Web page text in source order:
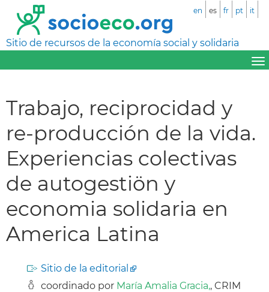
Sitio de recursos de la economía social y solidaria
en es fr pt it
Trabajo, reciprocidad y
re-producción de la vida.
Experiencias colectivas
de autogestiön y
economia solidaria en
America Latina
Sitio de la editorial
coordinado por María Amalia Gracia,, CRIM